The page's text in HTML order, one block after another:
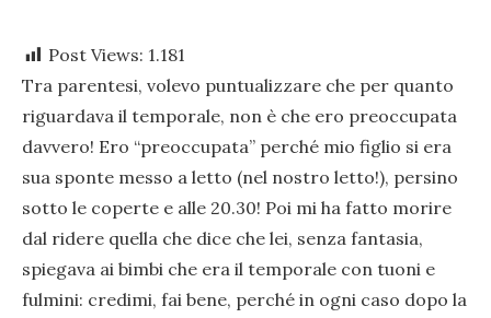
Post Views: 1.181
Tra parentesi, volevo puntualizzare che per quanto
riguardava il temporale, non è che ero preoccupata
davvero! Ero “preoccupata” perché mio figlio si era
sua sponte messo a letto (nel nostro letto!), persino
sotto le coperte e alle 20.30! Poi mi ha fatto morire
dal ridere quella che dice che lei, senza fantasia,
spiegava ai bimbi che era il temporale con tuoni e
fulmini: credimi, fai bene, perché in ogni caso dopo la